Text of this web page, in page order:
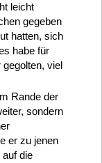
leicht
gegeben
hatten, sich
habe für
viel
Rande der
sondern
er zu jenen
die